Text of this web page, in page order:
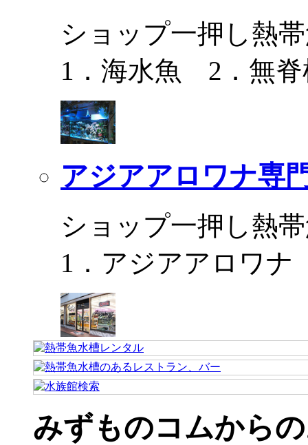
ショップ一押し熱
1．海水魚 2．無脊
アジアアロワナ専
ショップ一押し熱
1．アジアアロワ
みずものコムから